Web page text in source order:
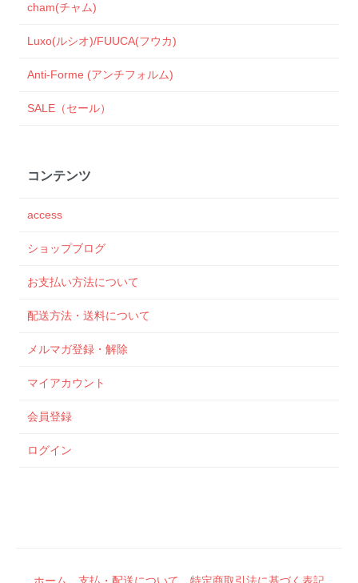
cham(チャム)
Luxo(ルシオ)/FUUCA(フウカ)
Anti-Forme (アンチフォルム)
SALE（セール）
コンテンツ
access
ショップブログ
お支払い方法について
配送方法・送料について
メルマガ登録・解除
マイアカウント
会員登録
ログイン